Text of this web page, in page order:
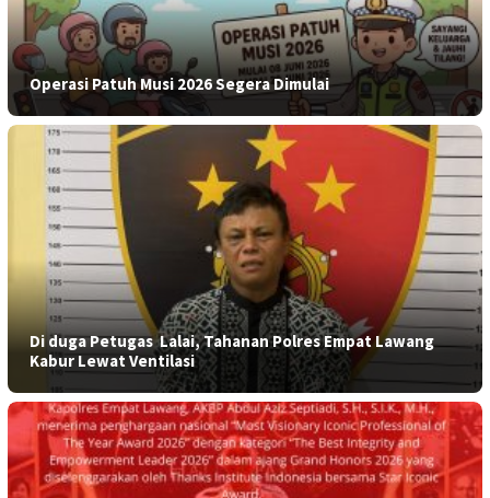
Operasi Patuh Musi 2026 Segera Dimulai
​Di duga Petugas Lalai, Tahanan Polres Empat Lawang
Kabur Lewat Ventilasi